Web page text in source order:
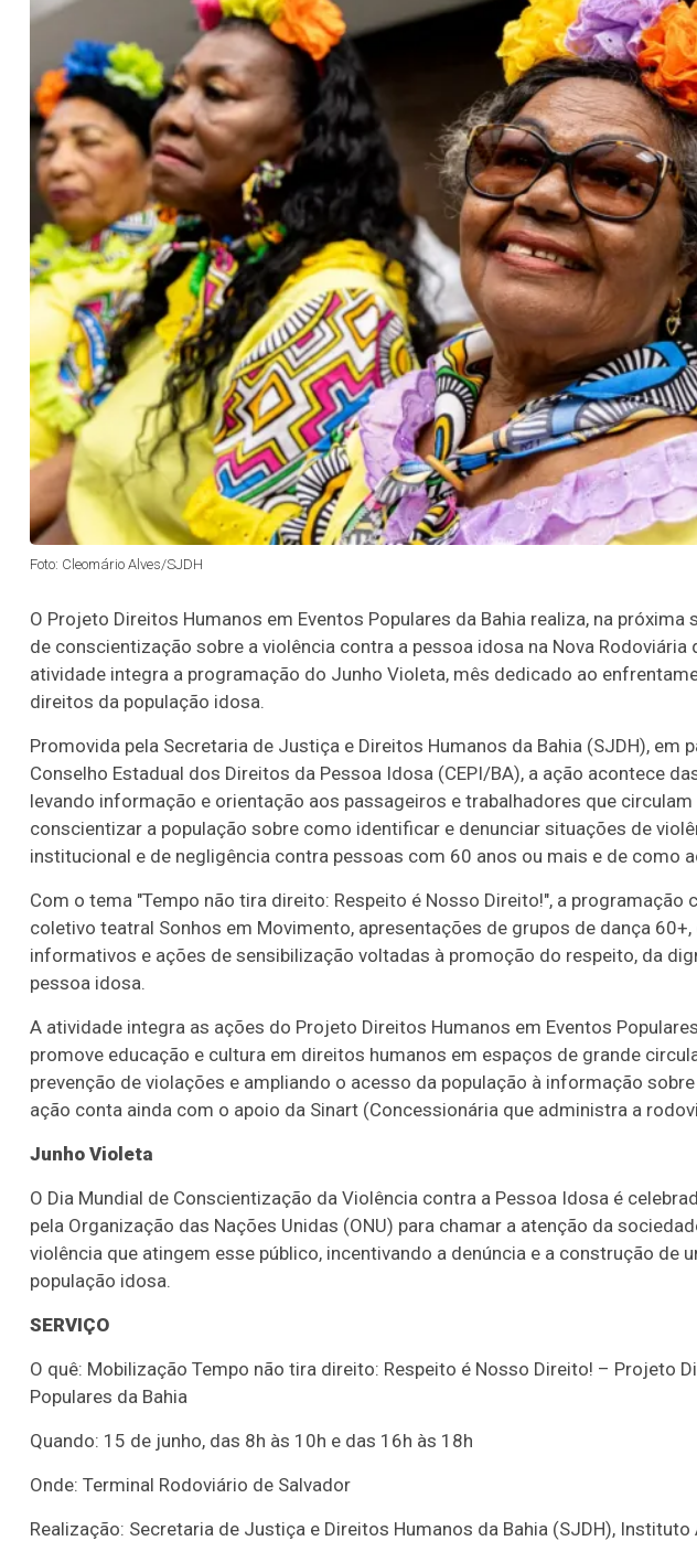
Foto: Cleomário Alves/SJDH
O Projeto Direitos Humanos em Eventos Populares da Bahia realiza, na
de conscientização sobre a violência contra a pessoa idosa na Nova Rodoviária
atividade integra a programação do Junho Violeta, mês dedicado ao
direitos da população idosa.
Promovida pela Secretaria de Justiça e Direitos Humanos da Bahia (SJDH), em
Conselho Estadual dos Direitos da Pessoa Idosa (CEPI/BA), a ação acontece
levando informação e orientação aos passageiros e trabalhadores que
conscientizar a população sobre como identificar e denunciar situações de
institucional e de negligência contra pessoas com 60 anos ou mais e de como
Com o tema "Tempo não tira direito: Respeito é Nosso Direito!", a
coletivo teatral Sonhos em Movimento, apresentações de grupos de dança
informativos e ações de sensibilização voltadas à promoção do respeito, da
pessoa idosa.
A atividade integra as ações do Projeto Direitos Humanos em Eventos
promove educação e cultura em direitos humanos em espaços de grande
prevenção de violações e ampliando o acesso da população à informação
ação conta ainda com o apoio da Sinart (Concessionária que administra a
Junho Violeta
O Dia Mundial de Conscientização da Violência contra a Pessoa Idosa é
pela Organização das Nações Unidas (ONU) para chamar a atenção da
violência que atingem esse público, incentivando a denúncia e a construção de
população idosa.
SERVIÇO
O quê: Mobilização Tempo não tira direito: Respeito é Nosso Direito! – Projeto
Populares da Bahia
Quando: 15 de junho, das 8h às 10h e das 16h às 18h
Onde: Terminal Rodoviário de Salvador
Realização: Secretaria de Justiça e Direitos Humanos da Bahia (SJDH),